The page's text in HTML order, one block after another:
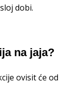
dobi.
na jaja?
ovisit će od